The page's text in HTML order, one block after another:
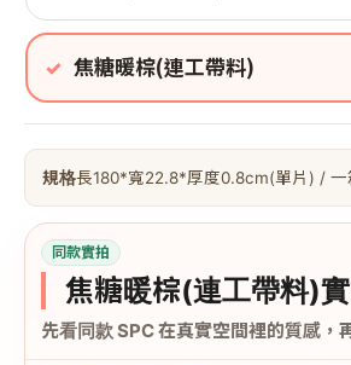
焦糖暖棕(連工帶料)
規格長180*寬22.8*厚度0.8cm(單片) / 一
同款實拍
焦糖暖棕(連工帶料)
先看同款 SPC 在真實空間裡的質感，